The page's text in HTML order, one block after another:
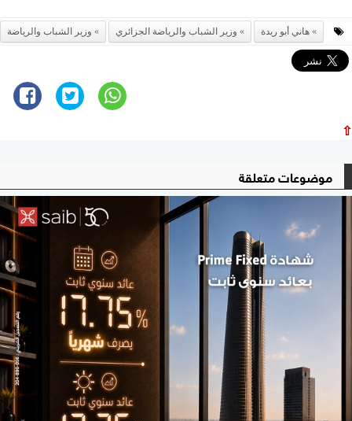
هاني أبو ريدة وزير الشباب والرياضة الجزائري وزير الشباب والرياضة
⇧
موضوعات متعلقة